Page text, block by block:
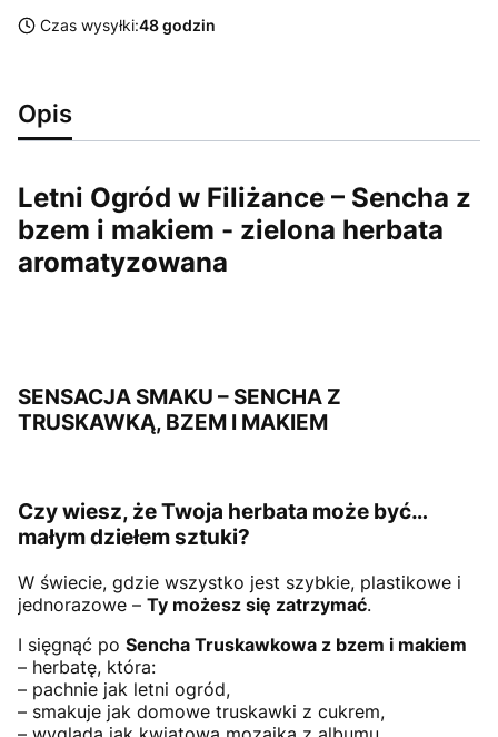
Czas wysyłki:48 godzin
Opis
Letni Ogród w Filiżance – Sencha z
bzem i makiem - zielona herbata
aromatyzowana
SENSACJA SMAKU – SENCHA Z
TRUSKAWKĄ, BZEM I MAKIEM
Czy wiesz, że Twoja herbata może być…
małym dziełem sztuki?
W świecie, gdzie wszystko jest szybkie, plastikowe i
jednorazowe – Ty możesz się zatrzymać.
I sięgnąć po Sencha Truskawkowa z bzem i makiem
– herbatę, która:
– pachnie jak letni ogród,
– smakuje jak domowe truskawki z cukrem,